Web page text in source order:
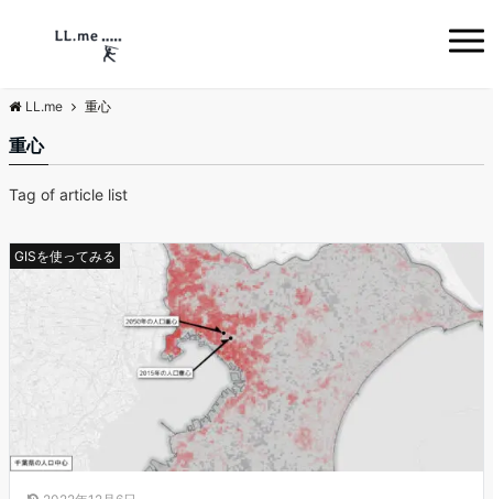
LL.me 重心
重心
Tag of article list
GISを使ってみる